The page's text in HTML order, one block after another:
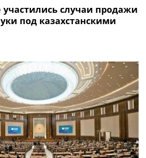
участились случаи продажи
под казахстанскими